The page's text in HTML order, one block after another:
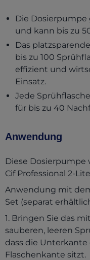
Die Dosierpumpe
und kann bis zu
Das
bis zu 100
effizient und
Einsatz.
Jede
für bis zu 40
Anwendung
Diese
Cif Professional 2-
Anwendung mit
Set (separat
1. Bringen Sie das
sauberen, leeren
dass die
Flaschenkante sitzt.